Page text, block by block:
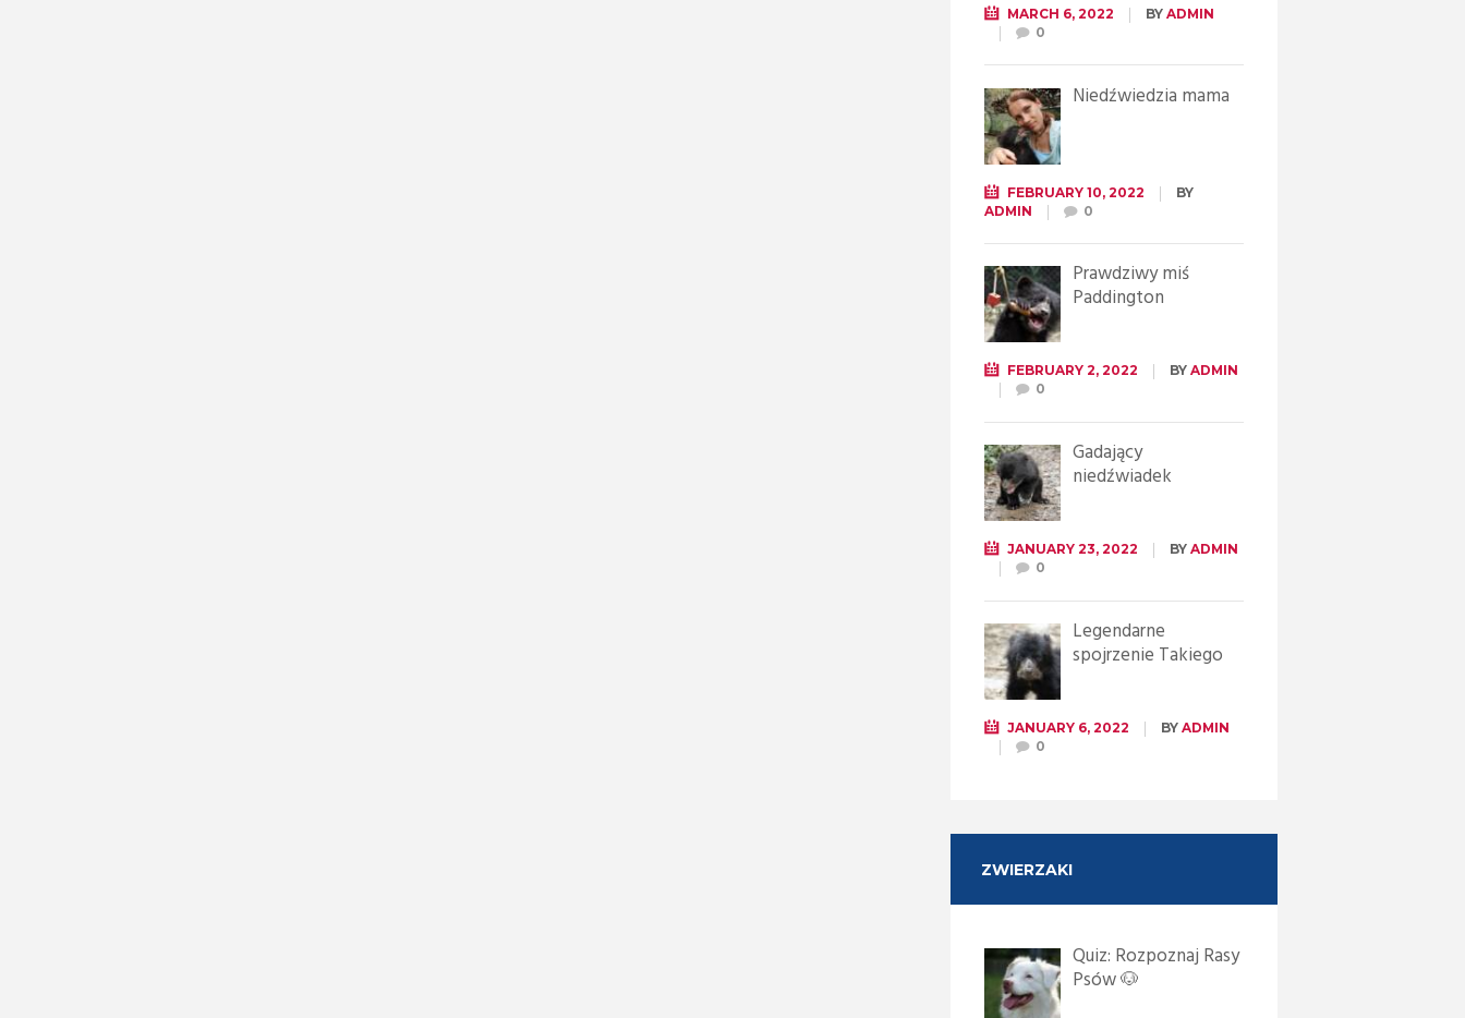
MARCH 6, 2022 BY ADMIN
0
Niedźwiedzia mama
FEBRUARY 10, 2022
BY
ADMIN
0
Prawdziwy miś
Paddington
FEBRUARY 2, 2022 BY ADMIN
0
Gadający
niedźwiadek
JANUARY 23, 2022 BY ADMIN
0
Legendarne
spojrzenie Takiego
JANUARY 6, 2022 BY ADMIN
0
ZWIERZAKI
Quiz: Rozpoznaj Rasy
Psów 🐶